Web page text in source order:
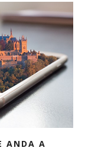
ANDA A